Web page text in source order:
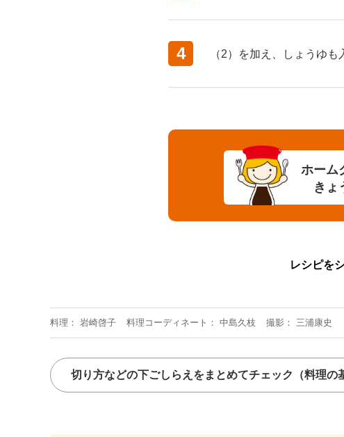
4 （2）を加え、しょうゆ
ホーム
きょ
レシピを
料理 岩崎啓子 料理コーディネート 中島久枝 撮影 三浦康史
切り方などの下ごしらえをまとめてチェック （料理の